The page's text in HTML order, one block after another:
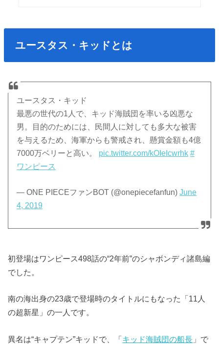
ユースタス・キッドとは
ユースタス・キッド
最悪の世代の1人で、キッド海賊団を率いる凶悪な
男。目的のためには、民間人に対しても多大な被害
を与えるため、海軍からも警戒され、懸賞金額も4億
7000万ベリーと高い。 pic.twitter.com/kOIeIcwrhk #
ワンピース
— ONE PIECEファンBOT (@onepiecefanfun)June
4, 2019
初登場はワンピース498話の“2年前”のシャボンディ諸島編
でした。
南の海出身の23歳で登場時のタイトルにもなった「11人
の超新星」の一人です。
異名は“キャプテン”キッドで、「キッド海賊団の船長 」で